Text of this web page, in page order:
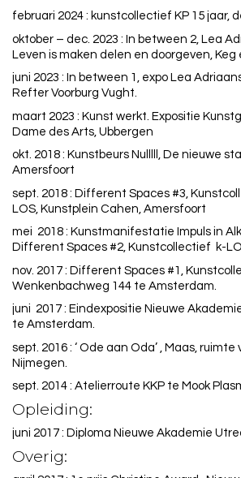
februari 2024 : kunstcollectief KP 15 jaar,
oktober – dec. 2023 : In between 2, Lea
Leven is maken delen en doorgeven, Keg
juni 2023 : In between 1, expo Lea
Refter Voorburg Vught.
maart 2023 : Kunst werkt. Expositie
Dame des Arts, Ubbergen
okt. 2018 : Kunstbeurs Nulllll, De nieuwe
Amersfoort
sept. 2018 : Different Spaces #3,
LOS, Kunstplein Cahen, Amersfoort
mei 2018 : Kunstmanifestatie Impuls in
Different Spaces #2, Kunstcollectief k-
nov. 2017 : Different Spaces #1,
Wenkenbachweg 144 te Amsterdam.
juni 2017 : Eindexpositie Nieuwe
te Amsterdam.
sept. 2016 : ‘ Ode aan Oda’ , Maas, ruimte
Nijmegen.
sept. 2014 : Atelierroute KKP te Mook
Opleiding:
juni 2017 : Diploma Nieuwe Akademie
Overig: